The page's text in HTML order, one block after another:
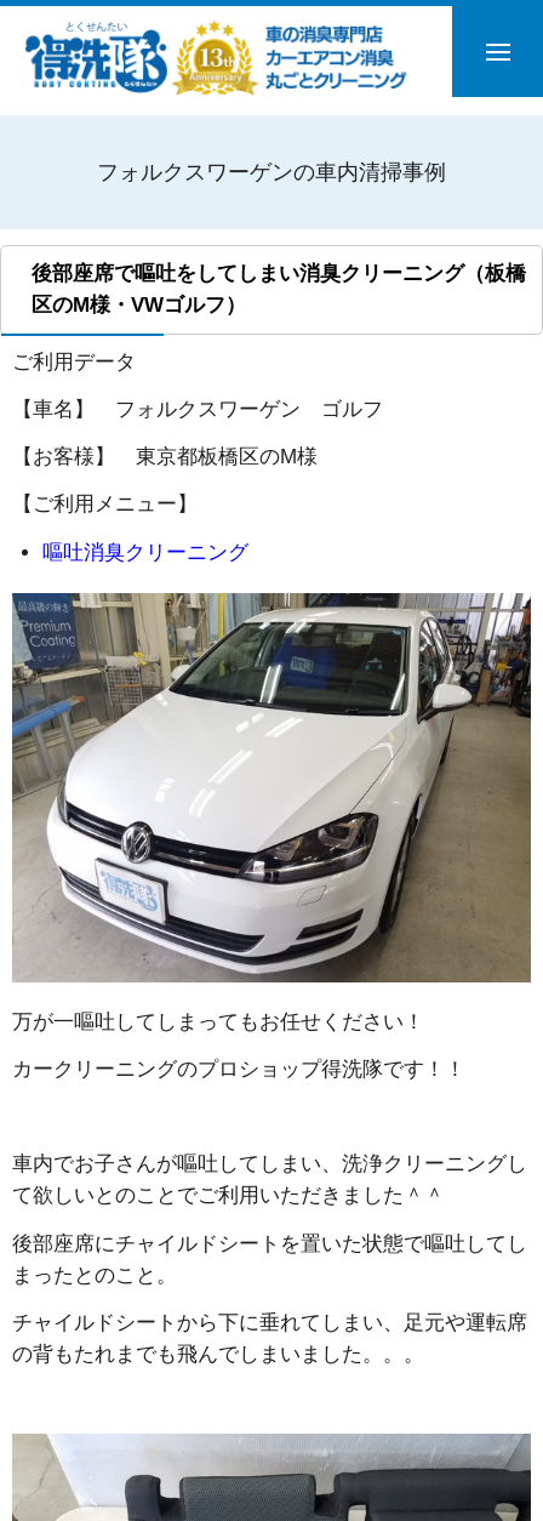
フォルクスワーゲンの車内清掃事例
後部座席で嘔吐をしてしまい消臭クリーニング（板橋
区のM様・VWゴルフ）
ご利用データ
【車名】 フォルクスワーゲン ゴルフ
【お客様】 東京都板橋区のM様
【ご利用メニュー】
嘔吐消臭クリーニング
万が一嘔吐してしまってもお任せください！
カークリーニングのプロショップ得洗隊です！！
車内でお子さんが嘔吐してしまい、洗浄クリーニングし
て欲しいとのことでご利用いただきました＾＾
後部座席にチャイルドシートを置いた状態で嘔吐してし
まったとのこと。
チャイルドシートから下に垂れてしまい、足元や運転席
の背もたれまでも飛んでしまいました。。。